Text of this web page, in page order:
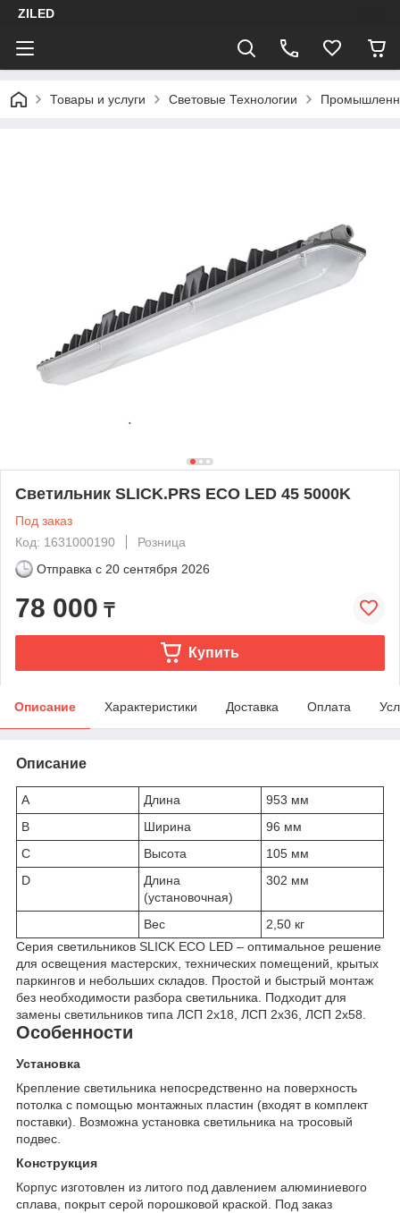
ZILED
Товары и услуги Световые Технологии
Светильник SLICK.PRS ECO LED 45 5000K
Под заказ
Код: 1631000190
Розница
Отправка с 20 сентября 2026
78 000 ₸
Купить
Описание Характеристики Доставка Оплата
Описание
A Длина
953 мм
B
Ширина
96 мм
C
Высота
105 мм
D
Длина
(установочная)
302 мм
Вес
2,50 кг
Cерия светильников SLICK ECO LED – оптимальное решение
для освещения мастерских, технических помещений, крытых
паркингов и небольших складов. Простой и быстрый монтаж
без необходимости разбора светильника. Подходит для
замены светильников типа ЛСП 2х18, ЛСП 2х36, ЛСП 2х58.
Особенности
Установка
Крепление светильника непосредственно на поверхность
потолка с помощью монтажных пластин (входят в комплект
поставки). Возможна установка светильника на тросовый
подвес.
Конструкция
Корпус изготовлен из литого под давлением алюминиевого
сплава, покрыт серой порошковой краской. Под заказ